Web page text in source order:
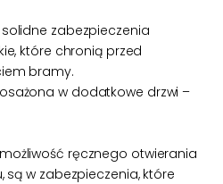
zabezpieczenia
które chronią przed
bramy.
w dodatkowe drzwi –
ręcznego otwierania
w zabezpieczenia, które